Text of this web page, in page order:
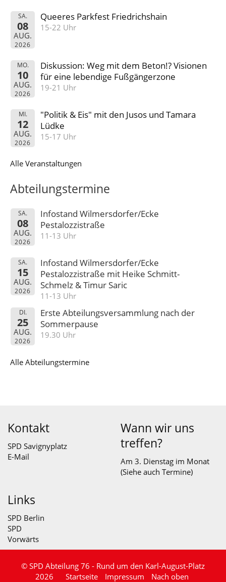
SA.
08
AUG.
2026
Queeres Parkfest Friedrichshain
15-22 Uhr
MO.
10
AUG.
2026
Diskussion: Weg mit dem Beton!? Visionen
für eine lebendige Fußgängerzone
19-21 Uhr
MI.
12
AUG.
2026
"Politik & Eis" mit den Jusos und Tamara
Lüdke
15-17 Uhr
Alle Veranstaltungen
Abteilungstermine
SA.
08
AUG.
2026
Infostand Wilmersdorfer/Ecke
Pestalozzistraße
11-13 Uhr
SA.
15
AUG.
2026
Infostand Wilmersdorfer/Ecke
Pestalozzistraße mit Heike Schmitt-
Schmelz & Timur Saric
11-13 Uhr
DI.
25
AUG.
2026
Erste Abteilungsversammlung nach der
Sommerpause
19.30 Uhr
Alle Abteilungstermine
Kontakt
SPD Savignyplatz
E-Mail
Wann wir uns
treffen?
Am 3. Dienstag im Monat
(Siehe auch Termine)
Links
SPD Berlin
SPD
Vorwärts
© SPD Abteilung 76 - Rund um den Karl-August-Platz
2026
Startseite Impressum Nach oben